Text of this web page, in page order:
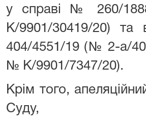
у справі № 260/
К/9901/30419/20)
404/4551/19 (№ 2-а/
№ К/9901/7347/20).
Крім того,
Суду,